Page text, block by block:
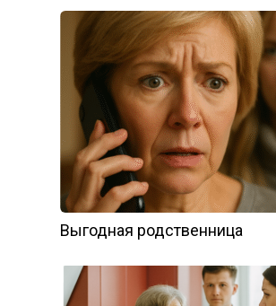
Выгодная родственница